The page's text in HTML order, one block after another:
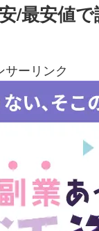
/最安値
サーリンク